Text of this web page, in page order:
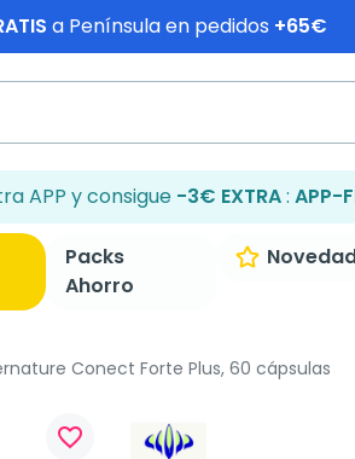
a Península en pedidos +65€
APP y consigue -3€ EXTRA: APP-
Packs
Ahorro
Conect Forte Plus, 60 cápsulas
favorite_border